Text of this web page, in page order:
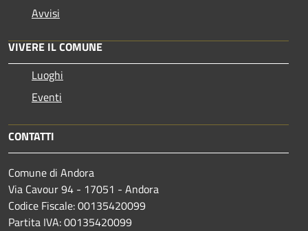
Avvisi
VIVERE IL COMUNE
Luoghi
Eventi
CONTATTI
Comune di Andora
Via Cavour 94 - 17051 - Andora
Codice Fiscale: 00135420099
Partita IVA: 00135420099